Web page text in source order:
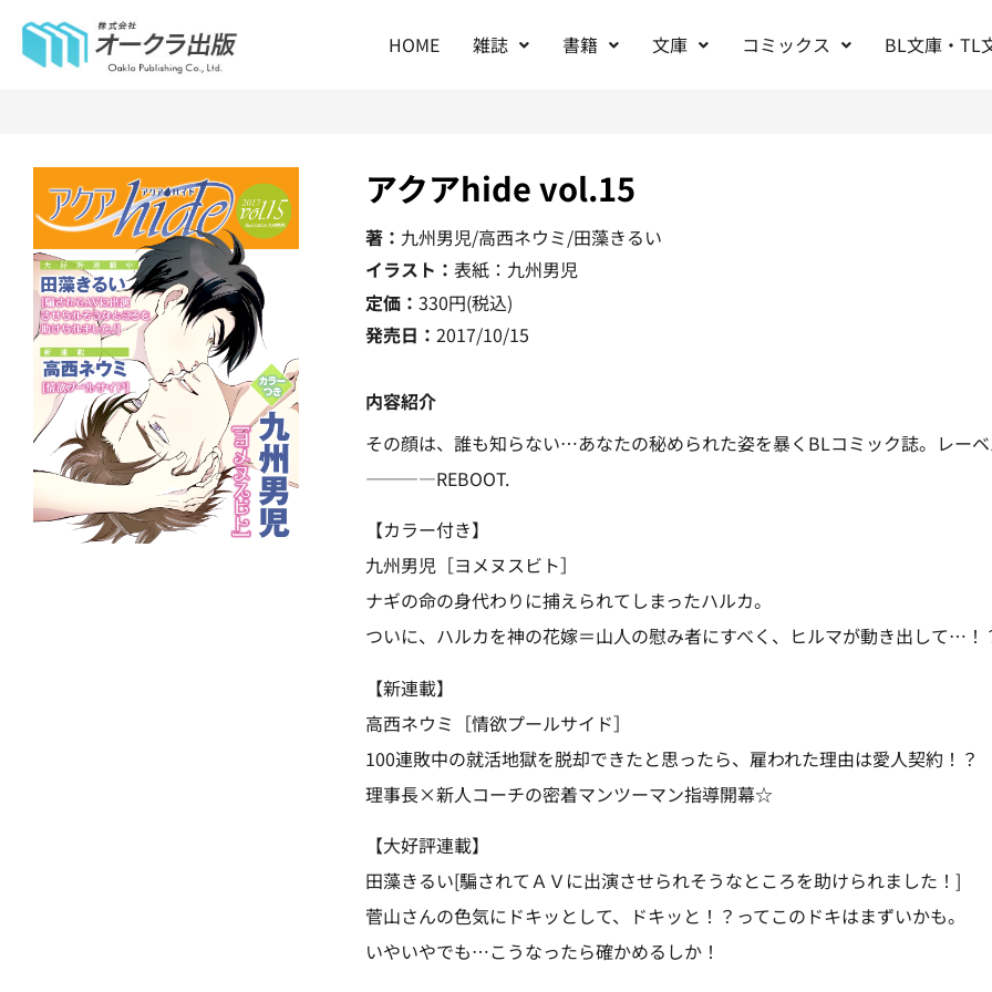
HOME 雑誌 書籍 文庫 コミックス BL文庫・TL
アクアhide vol.15
著： 九州男児/高西ネウミ/田藻きるい
イラスト： 表紙：九州男児
定価： 330円(税込)
発売日： 2017/10/15
内容紹介
その顔は、誰も知らない…あなたの秘められた姿を暴くBLコミック誌。レー
――――REBOOT.
【カラー付き】
九州男児［ヨメヌスビト］
ナギの命の身代わりに捕えられてしまったハルカ。
ついに、ハルカを神の花嫁＝山人の慰み者にすべく、ヒルマが動き出して…！
【新連載】
高西ネウミ［情欲プールサイド］
100連敗中の就活地獄を脱却できたと思ったら、雇われた理由は愛人契約！？
理事長×新人コーチの密着マンツーマン指導開幕☆
【大好評連載】
田藻きるい[騙されてＡＶに出演させられそうなところを助けられました！]
菅山さんの色気にドキッとして、ドキッと！？ってこのドキはまずいかも。
いやいやでも…こうなったら確かめるしか！